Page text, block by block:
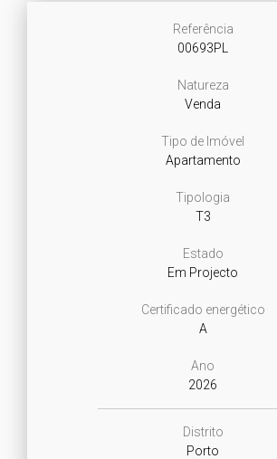
Referência
00693PL
Natureza
Venda
Tipo de Imóvel
Apartamento
Tipologia
T3
Estado
Em Projecto
Certificado energético
A
Ano
2026
Distrito
Porto